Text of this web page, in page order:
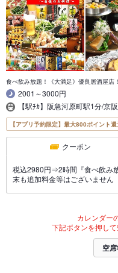
食べ飲み放題！《大満足》優良居酒屋店！
2001～3000円
【駅ﾁｶ】阪急河原町駅1分/京
【アプリ予約限定】最大800ポイント
クーポン
税込2980円⇒2時間『食べ飲み
末も追加料金等はございません
カレンダー
下記ボタンを押して
空